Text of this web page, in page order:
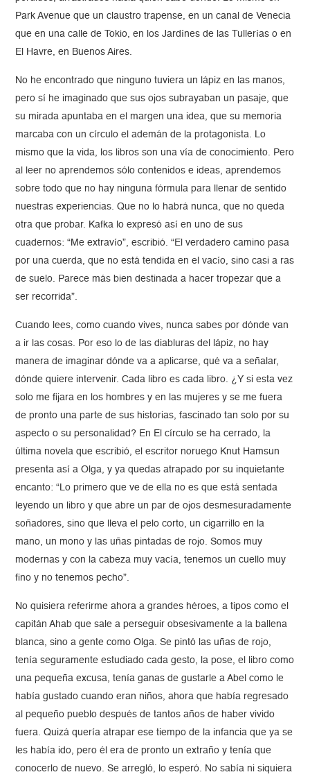
Park Avenue que un claustro trapense, en un canal de Venecia
que en una calle de Tokio, en los Jardínes de las Tullerías o en
El Havre, en Buenos Aires.
No he encontrado que ninguno tuviera un lápiz en las manos,
pero sí he imaginado que sus ojos subrayaban un pasaje, que
su mirada apuntaba en el margen una idea, que su memoria
marcaba con un círculo el ademán de la protagonista. Lo
mismo que la vida, los libros son una vía de conocimiento. Pero
al leer no aprendemos sólo contenidos e ideas, aprendemos
sobre todo que no hay ninguna fórmula para llenar de sentido
nuestras experiencias. Que no lo habrá nunca, que no queda
otra que probar. Kafka lo expresó así en uno de sus
cuadernos: “Me extravío”, escribió. “El verdadero camino pasa
por una cuerda, que no está tendida en el vacío, sino casi a ras
de suelo. Parece más bien destinada a hacer tropezar que a
ser recorrida”.
Cuando lees, como cuando vives, nunca sabes por dónde van
a ir las cosas. Por eso lo de las diabluras del lápiz, no hay
manera de imaginar dónde va a aplicarse, qué va a señalar,
dónde quiere intervenir. Cada libro es cada libro. ¿Y si esta vez
solo me fijara en los hombres y en las mujeres y se me fuera
de pronto una parte de sus historias, fascinado tan solo por su
aspecto o su personalidad? En El círculo se ha cerrado, la
última novela que escribió, el escritor noruego Knut Hamsun
presenta así a Olga, y ya quedas atrapado por su inquietante
encanto: “Lo primero que ve de ella no es que está sentada
leyendo un libro y que abre un par de ojos desmesuradamente
soñadores, sino que lleva el pelo corto, un cigarrillo en la
mano, un mono y las uñas pintadas de rojo. Somos muy
modernas y con la cabeza muy vacía, tenemos un cuello muy
fino y no tenemos pecho”.
No quisiera referirme ahora a grandes héroes, a tipos como el
capitán Ahab que sale a perseguir obsesivamente a la ballena
blanca, sino a gente como Olga. Se pintó las uñas de rojo,
tenía seguramente estudiado cada gesto, la pose, el libro como
una pequeña excusa, tenía ganas de gustarle a Abel como le
había gustado cuando eran niños, ahora que había regresado
al pequeño pueblo después de tantos años de haber vivido
fuera. Quizá quería atrapar ese tiempo de la infancia que ya se
les había ido, pero él era de pronto un extraño y tenía que
conocerlo de nuevo. Se arregló, lo esperó. No sabía ni siquiera